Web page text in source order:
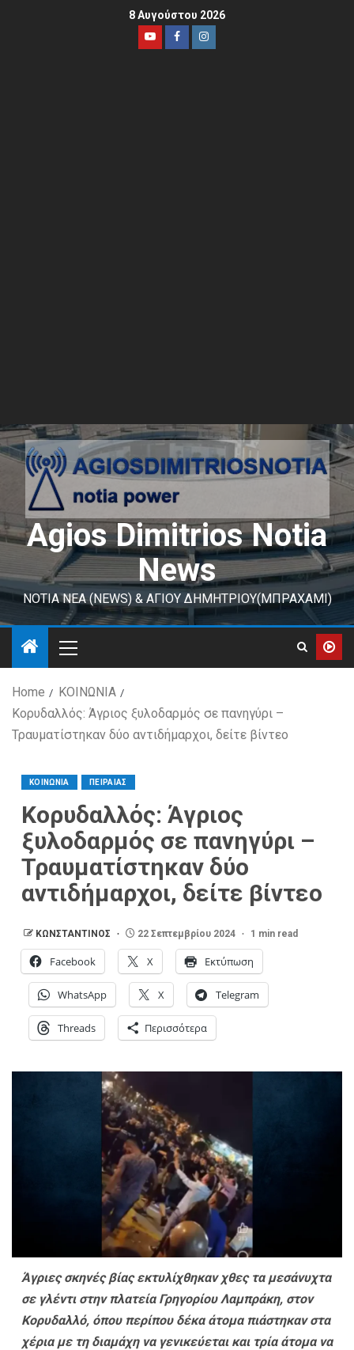
8 Αυγούστου 2026
Agios Dimitrios Notia
News
ΝΟΤΙΑ ΝΕΑ (NEWS) & ΑΓΙΟΥ ΔΗΜΗΤΡΙΟΥ(ΜΠΡΑΧΑΜΙ)
Home
ΚΟΙΝΩΝΙΑ
Κορυδαλλός: Άγριος ξυλοδαρμός σε πανηγύρι –
Τραυματίστηκαν δύο αντιδήμαρχοι, δείτε βίντεο
ΚΟΙΝΩΝΙΑ ΠΕΙΡΑΙΑΣ
Κορυδαλλός: Άγριος
ξυλοδαρμός σε πανηγύρι –
Τραυματίστηκαν δύο
αντιδήμαρχοι, δείτε βίντεο
ΚΩΝΣΤΑΝΤΙΝΟΣ 22 Σεπτεμβρίου 2024 1 min read
Facebook X Εκτύπωση
WhatsApp X Telegram
Threads Περισσότερα
Άγριες σκηνές βίας εκτυλίχθηκαν χθες τα μεσάνυχτα
σε γλέντι στην πλατεία Γρηγορίου Λαμπράκη, στον
Κορυδαλλό, όπου περίπου δέκα άτομα πιάστηκαν στα
χέρια με τη διαμάχη να γενικεύεται και τρία άτομα να